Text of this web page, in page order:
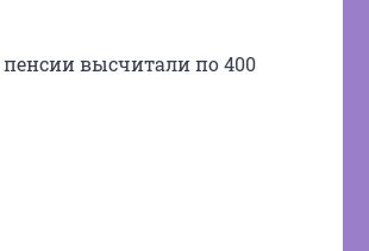
высчитали по 400